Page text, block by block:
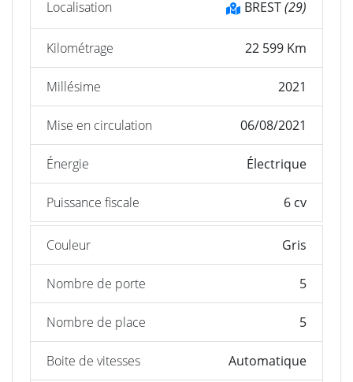
Localisation BREST(29)
Kilométrage 22 599 Km
Millésime 2021
Mise en circulation 06/08/2021
Énergie Électrique
Puissance fiscale 6 cv
Couleur Gris
Nombre de porte 5
Nombre de place 5
Boite de vitesses Automatique